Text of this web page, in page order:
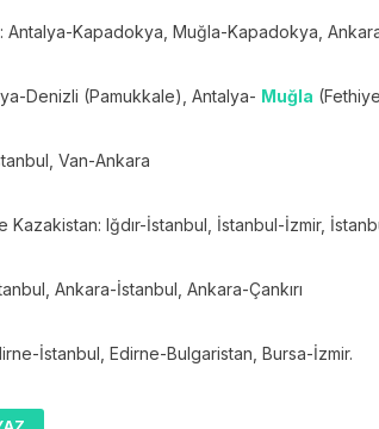
Antalya-Kapadokya, Muğla-Kapadokya,
Denizli (Pamukkale), Antalya- Muğla
Van-Ankara
Kazakistan: Iğdır-İstanbul, İstanbul-İzmir,
Ankara-İstanbul, Ankara-Çankırı
İstanbul, Edirne-Bulgaristan, Bursa-İzmir.